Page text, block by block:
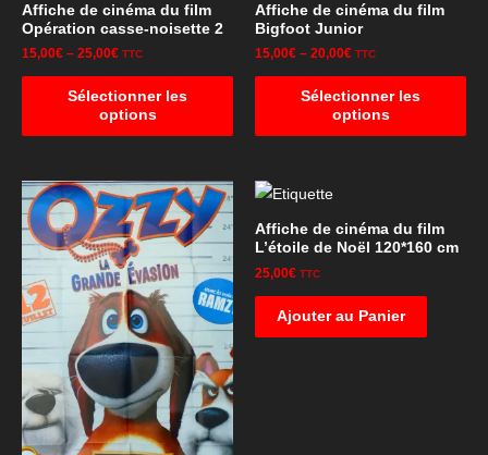
Affiche de cinéma du film
Opération casse-noisette 2
15,00€ – 25,00€ TTC
Sélectionner les
options
Affiche de cinéma du film
Bigfoot Junior
15,00€ – 20,00€ TTC
Sélectionner les
options
Affiche de cinéma du film
L’étoile de Noël 120*160 cm
25,00€ TTC
Ajouter au Panier